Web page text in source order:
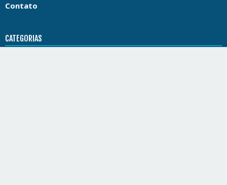
Contato
CATEGORIAS